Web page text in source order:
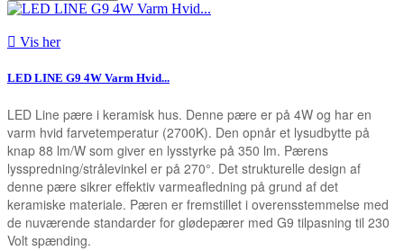
 Vis her
LED LINE G9 4W Varm Hvid...
LED Line pære i keramisk hus. Denne pære er på 4W og har en
varm hvid farvetemperatur (2700K). Den opnår et lysudbytte på
knap 88 lm/W som giver en lysstyrke på 350 lm. Pærens
lysspredning/strålevinkel er på 270°. Det strukturelle design af
denne pære sikrer effektiv varmeafledning på grund af det
keramiske materiale. Pæren er fremstillet i overensstemmelse med
de nuværende standarder for glødepærer med G9 tilpasning til 230
Volt spænding.